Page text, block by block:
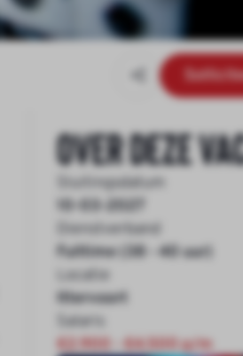
Over deze
Sluitingsdatum
10-03-2027
Dienstverband
Fulltime (38 - 40 uur)
Locatie
Ittervoort
Salaris
€2.900 - €4.500 p/m